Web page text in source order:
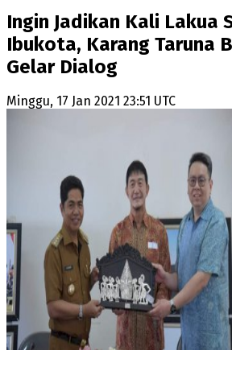
Ingin Jadikan Kali Lakua
Ibukota, Karang Taruna
Gelar Dialog
Minggu, 17 Jan 2021 23:51 UTC